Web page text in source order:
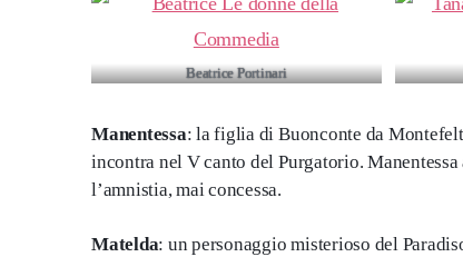
Beatrice Portinari
Manentessa: la figlia di Buonconte da
incontra nel V canto del Purgatorio.
l’amnistia, mai concessa.
Matelda: un personaggio misterioso del